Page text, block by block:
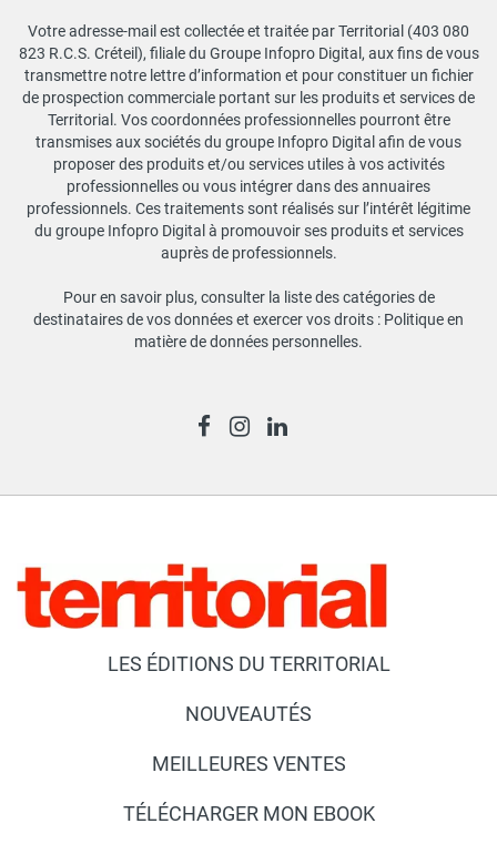
Votre adresse-mail est collectée et traitée par Territorial (403 080
823 R.C.S. Créteil), filiale du Groupe Infopro Digital, aux fins de vous
transmettre notre lettre d’information et pour constituer un fichier
de prospection commerciale portant sur les produits et services de
Territorial. Vos coordonnées professionnelles pourront être
transmises aux sociétés du groupe Infopro Digital afin de vous
proposer des produits et/ou services utiles à vos activités
professionnelles ou vous intégrer dans des annuaires
professionnels. Ces traitements sont réalisés sur l’intérêt légitime
du groupe Infopro Digital à promouvoir ses produits et services
auprès de professionnels.
Pour en savoir plus, consulter la liste des catégories de
destinataires de vos données et exercer vos droits : Politique en
matière de données personnelles.
LES ÉDITIONS DU TERRITORIAL
NOUVEAUTÉS
MEILLEURES VENTES
TÉLÉCHARGER MON EBOOK